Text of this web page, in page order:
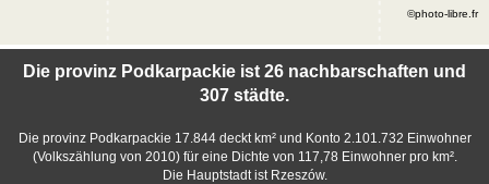
Die provinz Podkarpackie ist 26 nachbarschaften und
307 städte.
Die provinz Podkarpackie 17.844 deckt km² und Konto 2.101.732 Einwohner
(Volkszählung von 2010) für eine Dichte von 117,78 Einwohner pro km².
Die Hauptstadt ist Rzeszów.
©photo-libre.fr